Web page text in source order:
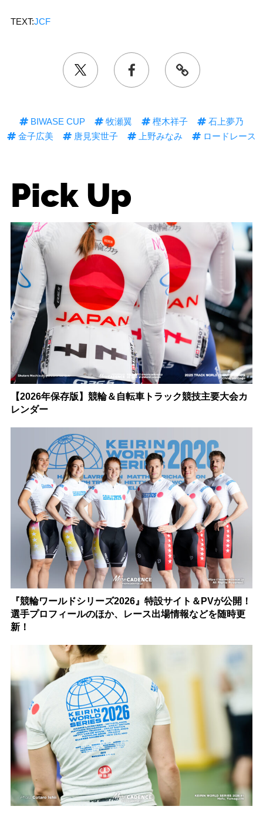
TEXT:JCF
BIWASE CUP 牧瀬翼 樫木祥子
石上夢乃
金子広美
唐見実世子 上野みなみ ロードレース
Pick Up
【2026年保存版】競輪＆自転車トラック競技主要大会カ
レンダー
『競輪ワールドシリーズ2026』特設サイト＆PVが公開！
選手プロフィールのほか、レース出場情報などを随時更
新！